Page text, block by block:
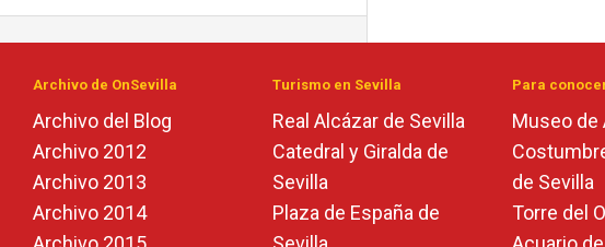
Archivo de OnSevilla
Archivo del Blog
Archivo 2012
Archivo 2013
Archivo 2014
Turismo en Sevilla
Real Alcázar de Sevilla
Catedral y Giralda de
Sevilla
Plaza de España de
Para
Museo de
de Sevilla
Torre del